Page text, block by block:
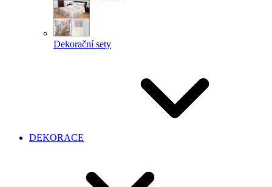
Dekorační sety
DEKORACE